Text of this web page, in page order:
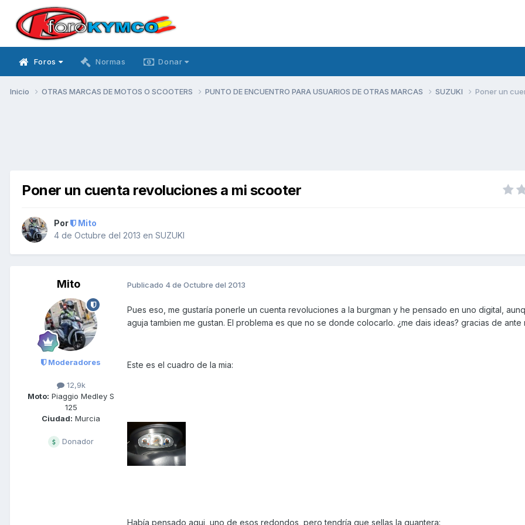
Foros Normas Donar
Inicio OTRAS MARCAS DE MOTOS O SCOOTERS PUNTO DE ENCUENTRO PARA USUARIOS DE OTRAS MARCAS SUZUKI Poner un
Poner un cuenta revoluciones a mi scooter
Por
Mito
4 de Octubre del 2013 en SUZUKI
Mito
Moderadores
12,9k
Moto: Piaggio Medley S
125
Ciudad: Murcia
Donador
Publicado 4 de Octubre del 2013
Pues eso, me gustaría ponerle un cuenta revoluciones a la burgman y he pensado en uno digital,
aguja tambien me gustan. El problema es que no se donde colocarlo. ¿me dais ideas? gracias de ante
Este es el cuadro de la mia:
Había pensado aqui, uno de esos redondos, pero tendría que sellas la guantera: